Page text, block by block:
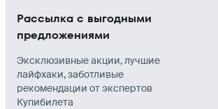
Рассылка с выгодными
предложениями
Эксклюзивные акции, лучшие
лайфхаки, заботливые
рекомендации от экспертов
Купибилета